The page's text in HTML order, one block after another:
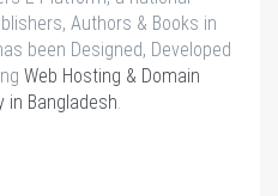
Authors & Books in
been Designed, Developed
Web Hosting & Domain
in Bangladesh